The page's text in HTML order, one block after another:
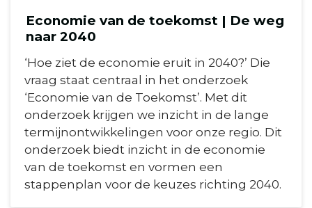
Economie van de toekomst | De weg
naar 2040
‘Hoe ziet de economie eruit in 2040?’ Die
vraag staat centraal in het onderzoek
‘Economie van de Toekomst’. Met dit
onderzoek krijgen we inzicht in de lange
termijnontwikkelingen voor onze regio. Dit
onderzoek biedt inzicht in de economie
van de toekomst en vormen een
stappenplan voor de keuzes richting 2040.